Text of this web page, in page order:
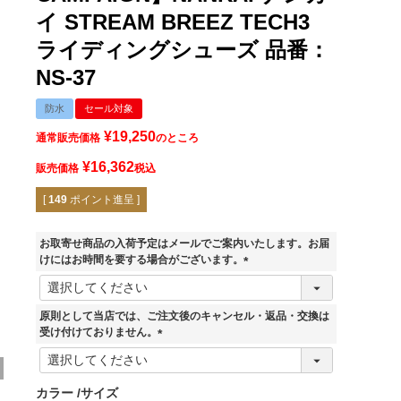
イ STREAM BREEZ TECH3
ライディングシューズ 品番：
NS-37
防水 セール対象
通常販売価格 ¥19,250のところ
販売価格 ¥16,362税込
[ 149 ポイント進呈 ]
お取寄せ商品の入荷予定はメールでご案内いたします。お届
けにはお時間を要する場合がございます。
(
須
原則として当店では、ご注文後のキャンセル・返品・交換は
受け付けておりません。
(
カラー サイズ